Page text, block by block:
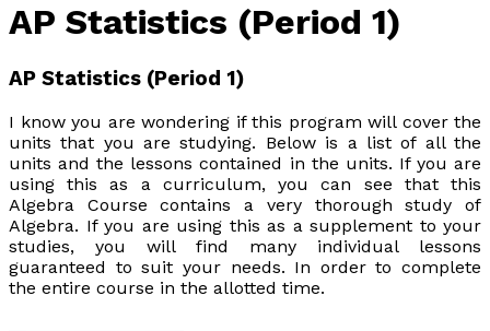
AP Statistics (Period 1)
AP Statistics (Period 1)
I know you are wondering if this program will cover the
units that you are studying. Below is a list of all the
units and the lessons contained in the units. If you are
using this as a curriculum, you can see that this
Algebra Course contains a very thorough study of
Algebra. If you are using this as a supplement to your
studies, you will find many individual lessons
guaranteed to suit your needs. In order to complete
the entire course in the allotted time.